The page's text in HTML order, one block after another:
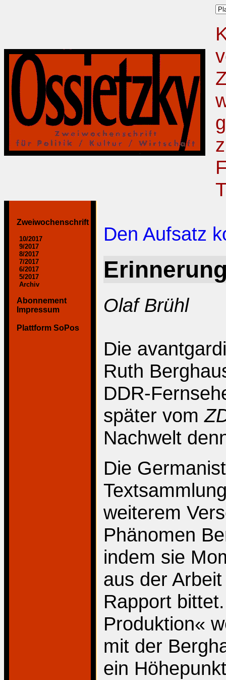
Zweiwochenschrift
10/2017
9/2017
8/2017
7/2017
6/2017
5/2017
Archiv
Abonnement
Impressum
Plattform SoPos
Den Aufsatz
Olaf Brühl
Die
Ruth
DDR-
später vom
Nachwelt
Die
weiterem
Phänomen
indem sie
aus der
Rapport
Produktion«
mit der
ein